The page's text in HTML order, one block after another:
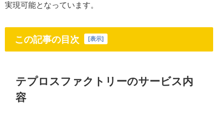
実現可能となっています。
この記事の目次 [表示]
テプロスファクトリーのサービス内
容